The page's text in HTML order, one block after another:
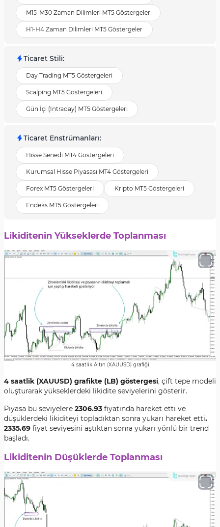
M15-M30 Zaman Dilimleri MT5 Göstergeler
H1-H4 Zaman Dilimleri MT5 Göstergeler
Ticaret Stili:
Day Trading MT5 Göstergeleri
Scalping MT5 Göstergeleri
Gün İçi (Intraday) MT5 Göstergeleri
Ticaret Enstrümanları:
Hisse Senedi MT4 Göstergeleri
Kurumsal Hisse Piyasası MT4 Göstergeleri
Forex MT5 Göstergeleri Kripto MT5 Göstergeleri
Endeks MT5 Göstergeleri
Likiditenin Yükseklerde Toplanması
4 saatlik Altın (XAUUSD) grafiği
4 saatlik (XAUUSD) grafikte (LB) göstergesi, çift tepe modeli
oluşturarak yükseklerdeki likidite seviyelerini gösterir.
Piyasa bu seviyelere 2306.93 fiyatında hareket etti ve
düşüklerdeki likiditeyi topladıktan sonra yukarı hareket etti.
2335.69 fiyat seviyesini aştıktan sonra yukarı yönlü bir trend
başladı.
Likiditenin Düşüklerde Toplanması